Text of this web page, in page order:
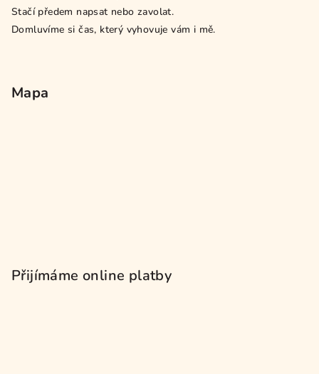
Stačí předem napsat nebo zavolat.
Domluvíme si čas, který vyhovuje vám i mě.
Mapa
Přijímáme online platby